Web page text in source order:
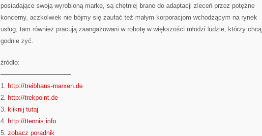
posiadające swoją wyrobioną markę, są chętniej brane do adaptacji zleceń przez potężne
koncerny, aczkolwiek nie bójmy się zaufać też małym korporacjom wchodzącym na rynek
usług, tam również pracują zaangażowani w robotę w większości młodzi ludzie, którzy chcą
godnie żyć.
źródło:
———————————
1. http://treibhaus-marxen.de
2. http://trekpoint.de
3. kliknij tutaj
4. http://ttennis.info
5. zobacz poradnik